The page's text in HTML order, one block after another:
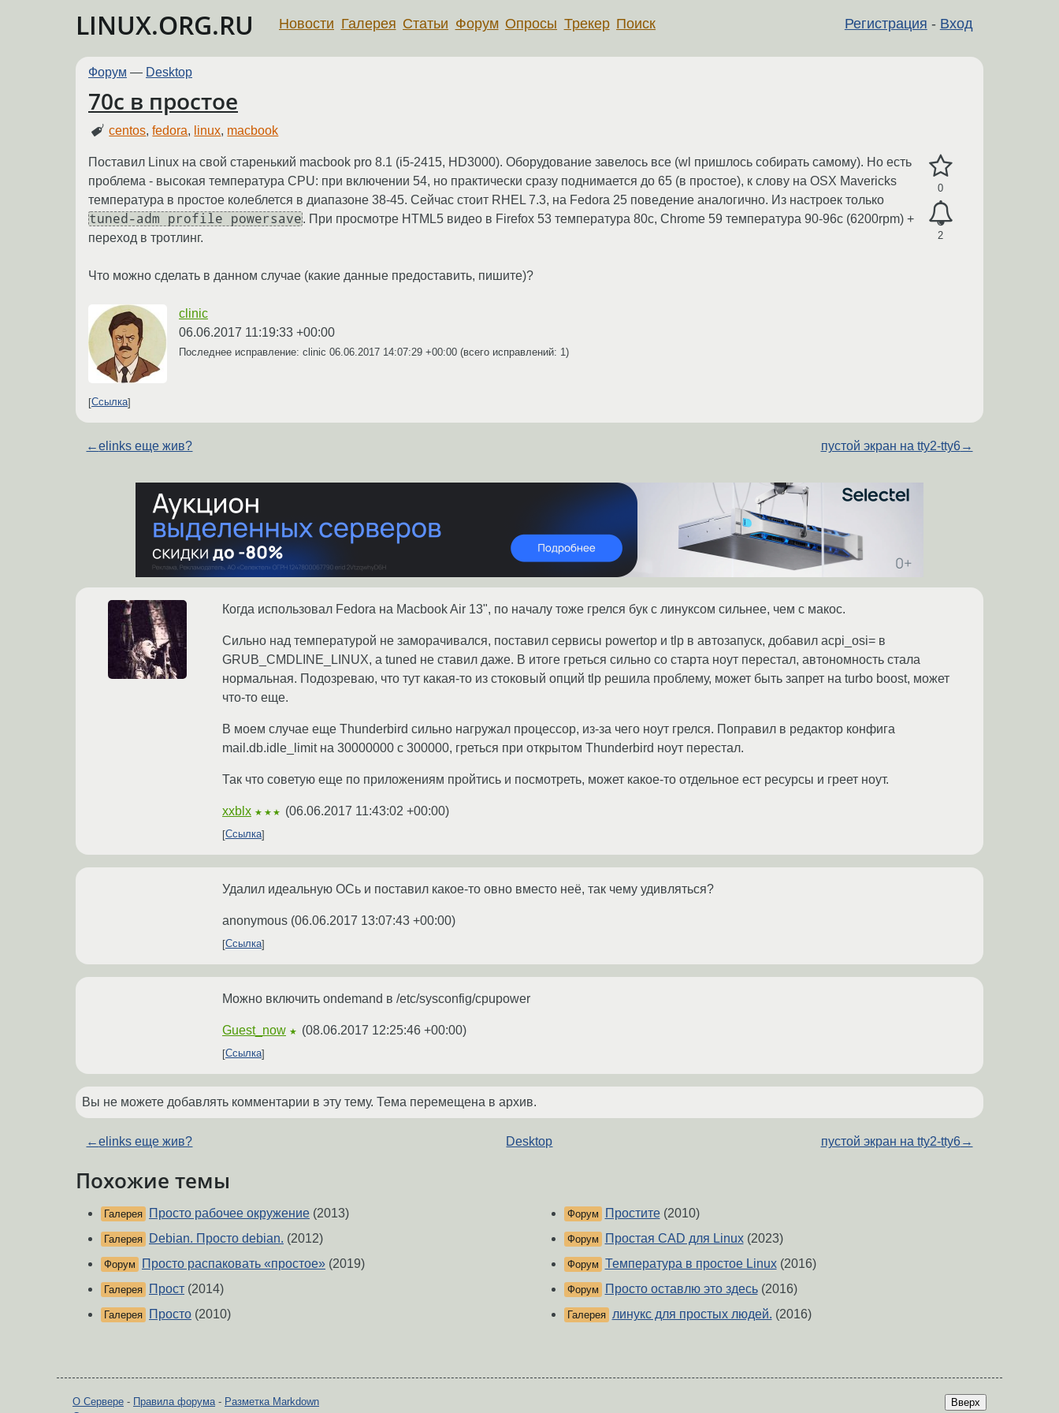
LINUX.ORG.RU Регистрация - Вход
Новости Галерея Статьи Форум Опросы Трекер Поиск
Форум — Desktop
70с в простое
centos,fedora, linux, macbook
0
2
Поставил Linux на свой старенький macbook pro 8.1 (i5-2415, HD3000). Оборудование завелось все (wl пришлось собирать самому). Но есть
проблема - высокая температура CPU: при включении 54, но практически сразу поднимается до 65 (в простое), к слову на OSX Mavericks
температура в простое колеблется в диапазоне 38-45. Сейчас стоит RHEL 7.3, на Fedora 25 поведение аналогично. Из настроек только
tuned-adm profile powersave. При просмотре HTML5 видео в Firefox 53 температура 80c, Chrome 59 температура 90-96с (6200rpm) +
переход в тротлинг.
Что можно сделать в данном случае (какие данные предоставить, пишите)?
clinic
06.06.2017 11:19:33 +00:00
Последнее исправление: clinic 06.06.2017 14:07:29 +00:00 (всего исправлений: 1)
Ссылка
←elinks еще жив? пустой экран на tty2-tty6→
Когда использовал Fedora на Macbook Air 13", по началу тоже грелся бук с линуксом сильнее, чем с макос.
Сильно над температурой не заморачивался, поставил сервисы powertop и tlp в автозапуск, добавил acpi_osi= в
GRUB_CMDLINE_LINUX, а tuned не ставил даже. В итоге греться сильно со старта ноут перестал, автономность стала
нормальная. Подозреваю, что тут какая-то из стоковый опций tlp решила проблему, может быть запрет на turbo boost, может
что-то еще.
В моем случае еще Thunderbird сильно нагружал процессор, из-за чего ноут грелся. Поправил в редактор конфига
mail.db.idle_limit на 30000000 с 300000, греться при открытом Thunderbird ноут перестал.
Так что советую еще по приложениям пройтись и посмотреть, может какое-то отдельное ест ресурсы и греет ноут.
xxblx ★★★ (06.06.2017 11:43:02 +00:00)
Ссылка
Удалил идеальную ОСь и поставил какое-то овно вместо неё, так чему удивляться?
anonymous (06.06.2017 13:07:43 +00:00)
Ссылка
Можно включить ondemand в /etc/sysconfig/cpupower
Guest_now ★ (08.06.2017 12:25:46 +00:00)
Ссылка
Вы не можете добавлять комментарии в эту тему. Тема перемещена в архив.
←elinks еще жив? Desktop пустой экран на tty2-tty6→
Похожие темы
Галерея Просто рабочее окружение (2013)
Галерея Debian. Просто debian. (2012)
Форум Просто распаковать «простое» (2019)
Галерея Прост (2014)
Галерея Просто (2010)
Форум Простите(2010)
Форум Простая CAD для Linux(2023)
Форум Температура в простое Linux(2016)
Форум Просто оставлю это здесь(2016)
Галерея линукс для простых людей. (2016)
Вверх
О Сервере - Правила форума- Разметка Markdown